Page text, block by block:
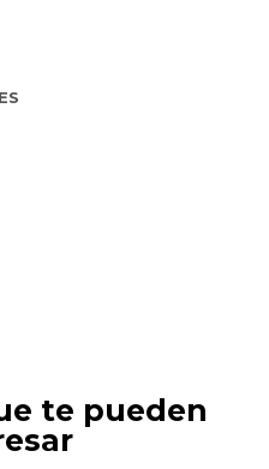
te pueden